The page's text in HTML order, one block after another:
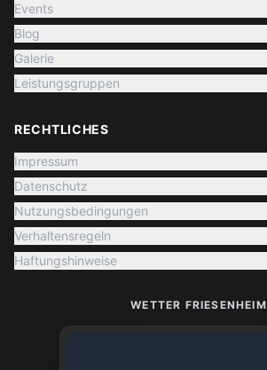
Events
Blog
Galerie
Leistungsgruppen
RECHTLICHES
Impressum
Datenschutz
Nutzungsbedingungen
Verhaltensregeln
Haftungshinweise
WETTER FRIESENHEIM